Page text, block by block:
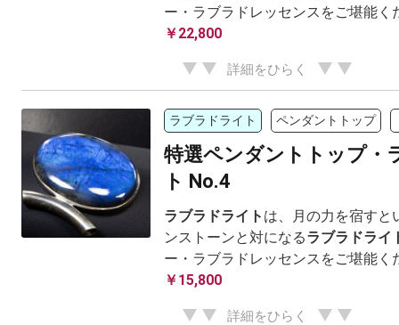
ー・ラブラドレッセンスをご堪能く
￥22,800
詳細をひらく
ラブラドライト ペンダントトップ
特選ペンダントトップ・
ト No.4
ラブラドライト は、月の力を宿すと
ンストーンと対になるラブラドライ
ー・ラブラドレッセンスをご堪能く
￥15,800
詳細をひらく